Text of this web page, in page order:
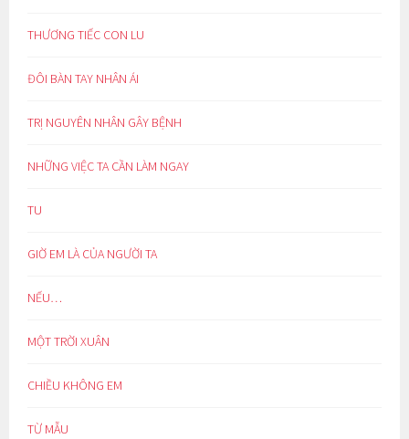
THƯƠNG TIẾC CON LU
ĐÔI BÀN TAY NHÂN ÁI
TRỊ NGUYÊN NHÂN GÂY BỆNH
NHỮNG VIỆC TA CẦN LÀM NGAY
TU
GIỜ EM LÀ CỦA NGƯỜI TA
NẾU…
MỘT TRỜI XUÂN
CHIỀU KHÔNG EM
TỪ MẪU